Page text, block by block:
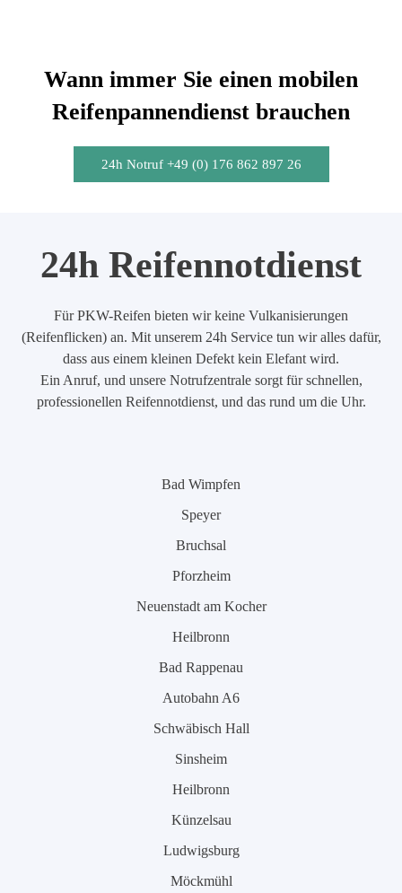
Wann immer Sie einen mobilen
Reifenpannendienst brauchen
24h Notruf +49 (0) 176 862 897 26
24h Reifennotdienst
Für PKW-Reifen bieten wir keine Vulkanisierungen
(Reifenflicken) an. Mit unserem 24h Service tun wir alles dafür,
dass aus einem kleinen Defekt kein Elefant wird.
Ein Anruf, und unsere Notrufzentrale sorgt für schnellen,
professionellen Reifennotdienst, und das rund um die Uhr.
Bad Wimpfen
Speyer
Bruchsal
Pforzheim
Neuenstadt am Kocher
Heilbronn
Bad Rappenau
Autobahn A6
Schwäbisch Hall
Sinsheim
Heilbronn
Künzelsau
Ludwigsburg
Möckmühl